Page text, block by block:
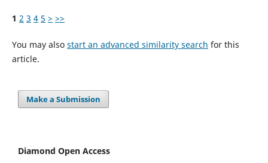
1 2 3 4 5 > >>
You may also start an advanced similarity search for this
article.
Make a Submission
Diamond Open Access